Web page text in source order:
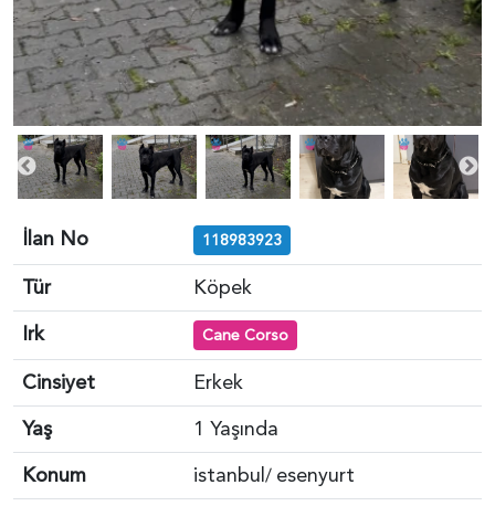
İlan No 118983923
Tür
Köpek
Irk
Cane Corso
Cinsiyet
Erkek
Yaş
1 Yaşında
Konum
istanbul/ esenyurt